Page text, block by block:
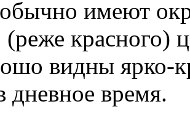
имеют
(реже красного)
видны ярко-
дневное время.